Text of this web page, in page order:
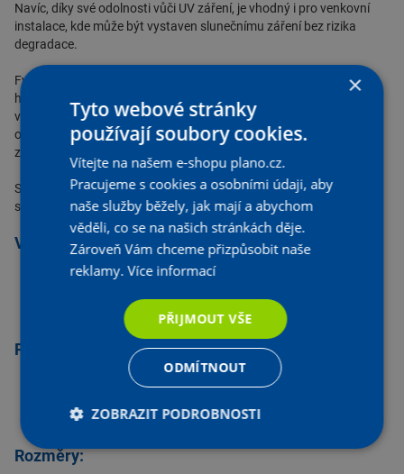
Navíc, díky své odolnosti vůči UV záření, je vhodný i pro venkovní
instalace, kde může být vystaven slunečnímu záření bez rizika
degradace.
Fyzikální vlastnosti materiálu PE 80 - HDPE zahrnují černou barvu,
hustotu 0,955 kg/m3, teplotní roztažnost 0,2 mm/m/K, tepelnou
vodivost 0,43 W/m/K a tavný index 0,30 - 0,89 g/10 min. Požární
odolnost je klasifikována jako B2 dle DIN 4102. Odolnost proti UV
záření je zajištěna obsahem sazí (2 - 2,5 %).
Spoje lze vytvářet buď natupo nebo pomocí elektroodporového
svařování.
Výhody:
vysoká spolehlivost a těsnost svařovaných spojů
velká teplotní a chemická odolnost
Použití:
dešťová kanalizace
průmyslové a laboratorní aplikace
Rozměry:
×
Tyto webové stránky
používají soubory cookies.
Vítejte na našem e-shopu plano.cz.
Pracujeme s cookies a osobními údaji, aby
naše služby běžely, jak mají a abychom
věděli, co se na našich stránkách děje.
Zároveň Vám chceme přizpůsobit naše
reklamy.Více informací
PŘIJMOUT VŠE
ODMÍTNOUT
ZOBRAZIT PODROBNOSTI